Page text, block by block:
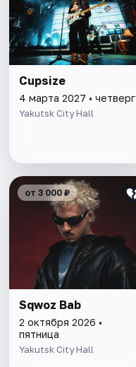
Cupsize
4 марта 2027 • четверг
Yakutsk City Hall
от 3 000 ₽
Sqwoz Bab
2 октября 2026 •
пятница
Yakutsk City Hall